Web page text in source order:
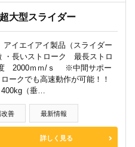
大型スライダー
イエイアイ製品（スライダー
・長いストローク 最長ストロ
2000ｍｍ/ｓ ※中間サポー
ークでも高速動作が可能！！
400kg（垂…
善 最新情報
詳しく見る